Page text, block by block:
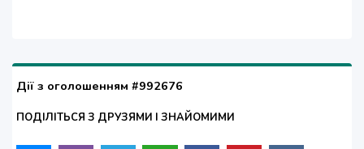
Дії з оголошенням #992676
ПОДІЛІТЬСЯ З ДРУЗЯМИ І ЗНАЙОМИМИ